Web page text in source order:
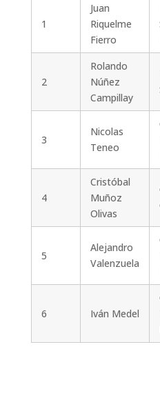
1
Juan
Riquelme
Fierro
2
Rolando
Núñez
Campillay
3
Nicolas
Teneo
4
Cristóbal
Muñoz
Olivas
5
Alejandro
Valenzuela
6 Iván Medel